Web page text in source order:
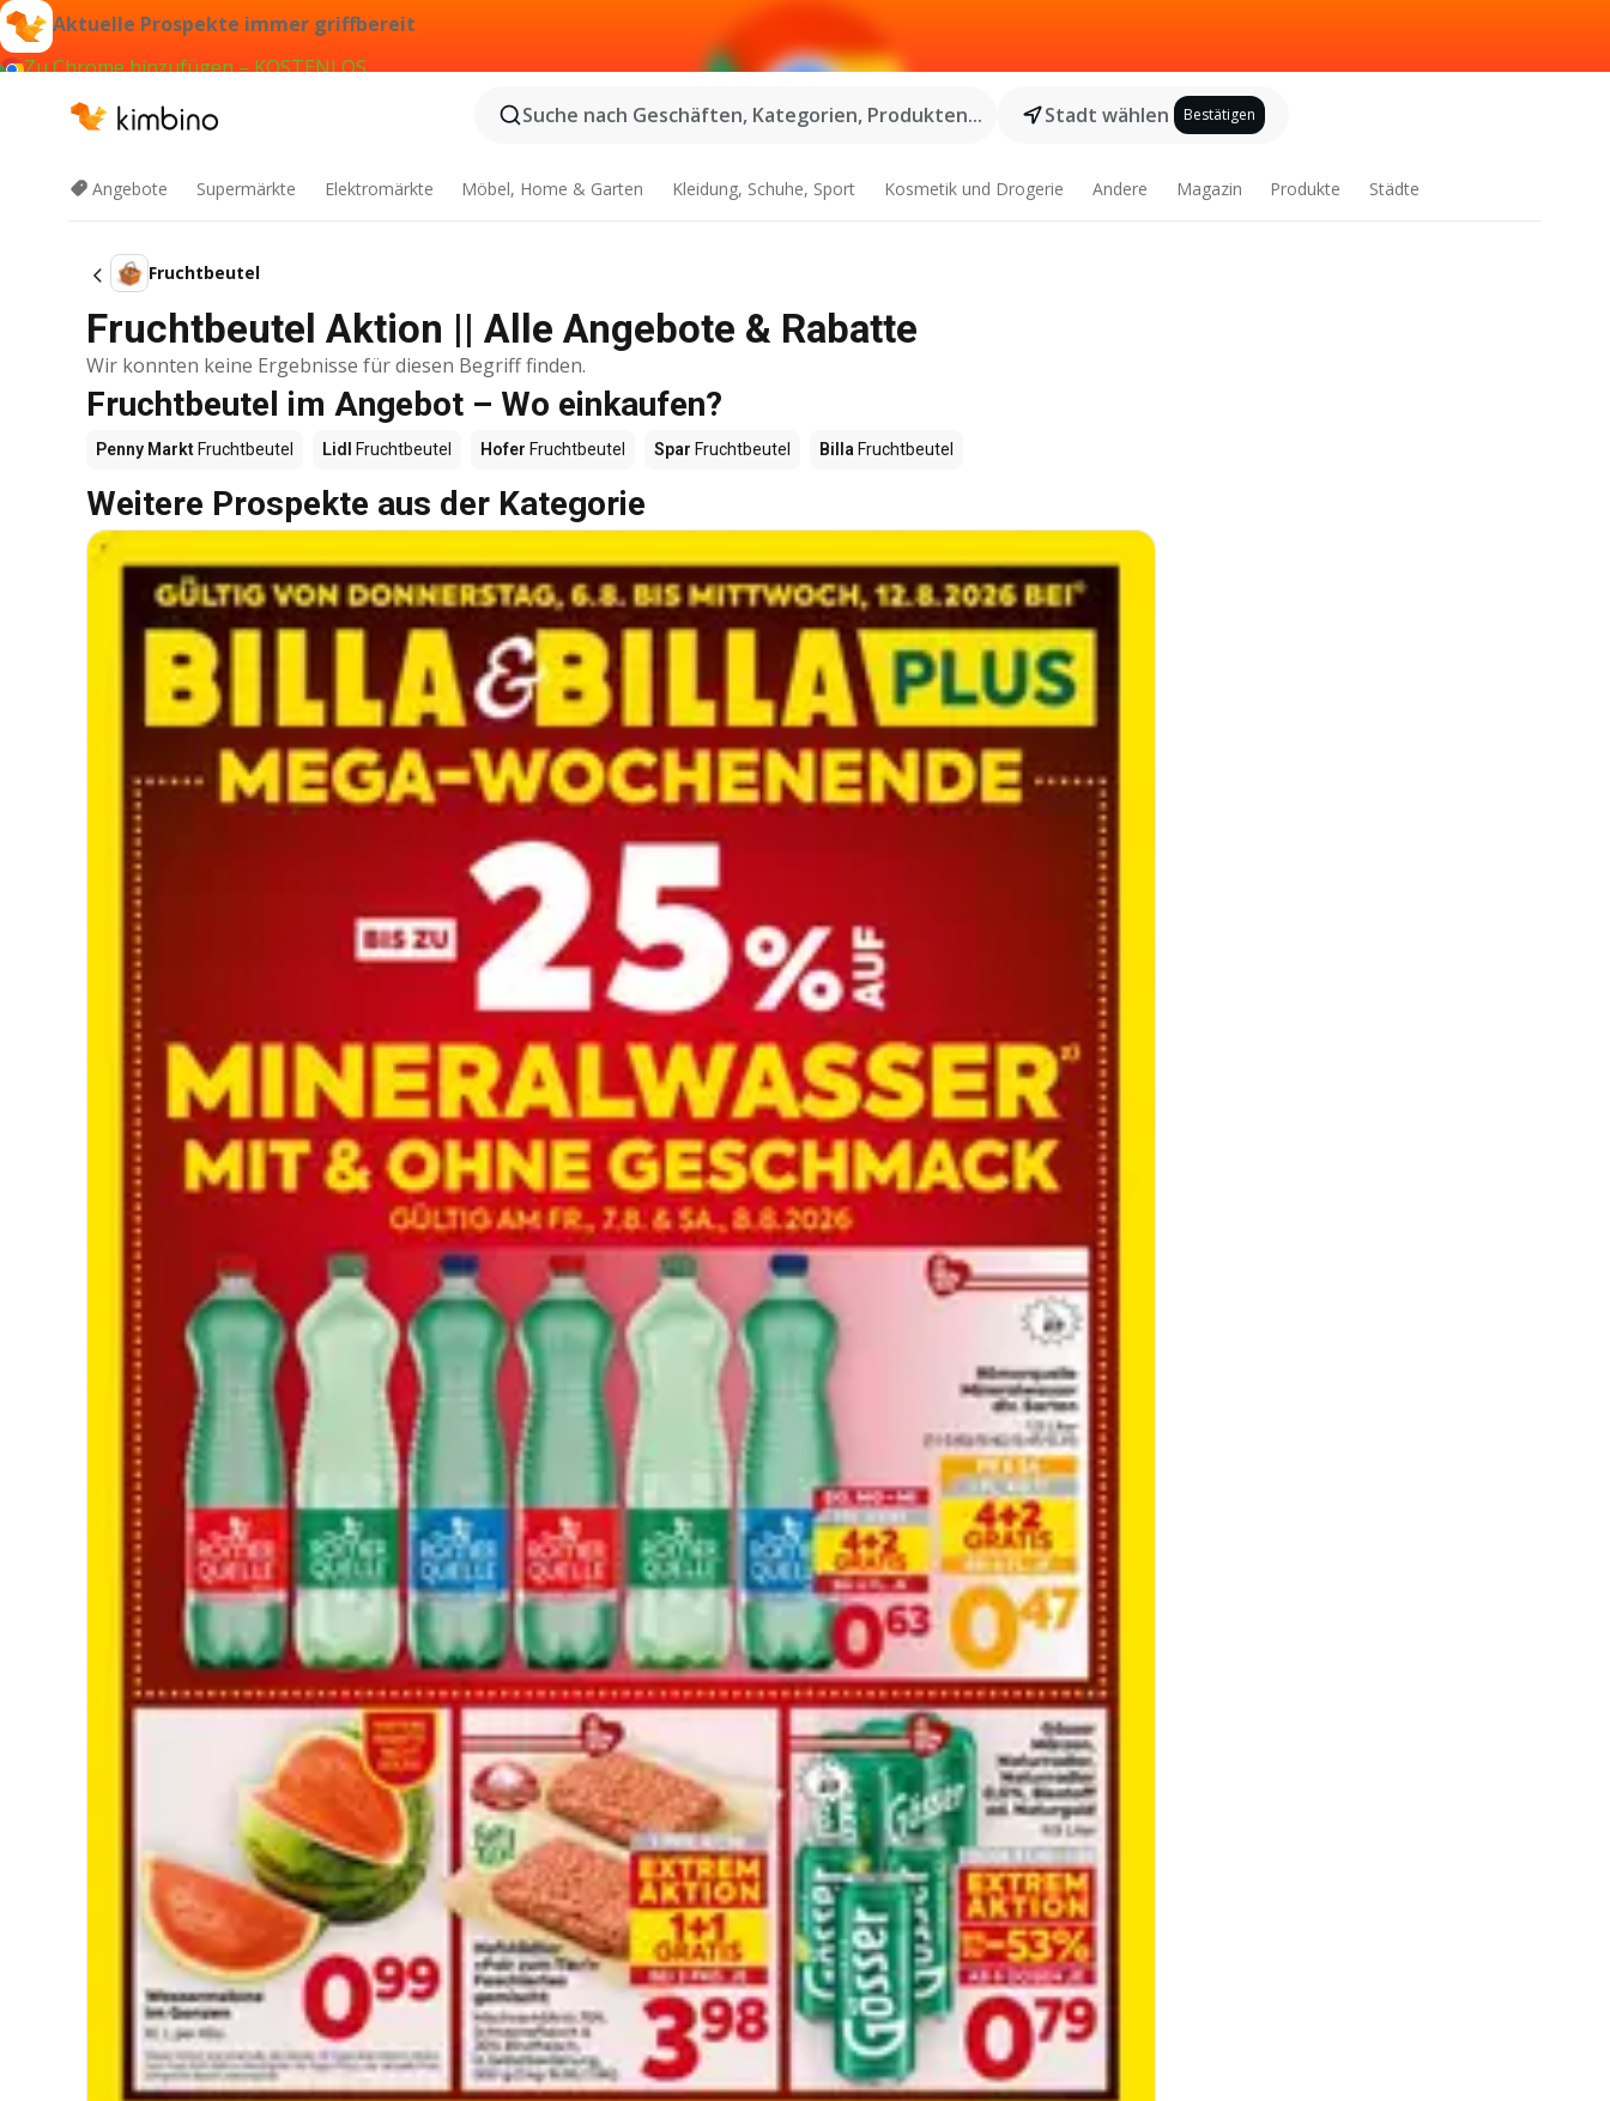
Aktuelle Prospekte immer griffbereit
Zu Chrome hinzufügen – KOSTENLOS
Suche nach Geschäften, Kategorien, Produkten...
Stadt wählen Bestätigen
Angebote Supermärkte Elektromärkte Möbel, Home & Garten Kleidung, Schuhe, Sport Kosmetik und Drogerie Andere Magazin Produkte Städte
Fruchtbeutel
Fruchtbeutel Aktion || Alle Angebote & Rabatte
Wir konnten keine Ergebnisse für diesen Begriff finden.
Fruchtbeutel im Angebot – Wo einkaufen?
Penny Markt Fruchtbeutel Lidl Fruchtbeutel Hofer Fruchtbeutel Spar Fruchtbeutel Billa Fruchtbeutel
Weitere Prospekte aus der Kategorie